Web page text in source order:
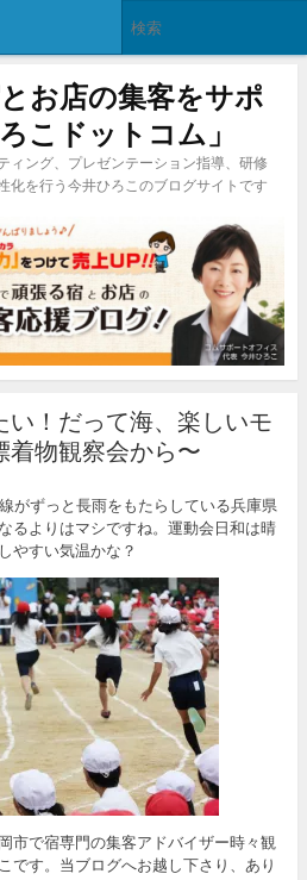
お店の集客をサポ
こドットコム」
ィング、プレゼンテーション指導、研修
化を行う今井ひろこのブログサイトです
い！だって海、楽しいモ
着物観察会から〜
がずっと長雨をもたらしている兵庫県
るよりはマシですね。運動会日和は晴
やすい気温かな？
市で宿専門の集客アドバイザー時々観
です。当ブログへお越し下さり、あり